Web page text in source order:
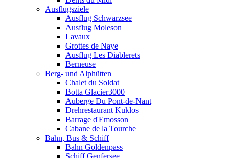
Ausflugsziele
Ausflug Schwarzsee
Ausflug Moleson
Lavaux
Grottes de Naye
Ausflug Les Diablerets
Berneuse
Berg- und Alphütten
Chalet du Soldat
Botta Glacier3000
Auberge Du Pont-de-Nant
Drehrestaurant Kuklos
Barrage d'Emosson
Cabane de la Tourche
Bahn, Bus & Schiff
Bahn Goldenpass
Schiff Genfersee